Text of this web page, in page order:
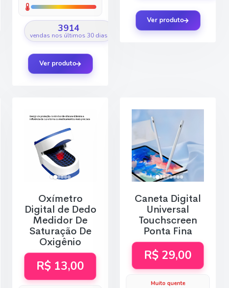
3914
vendas nos últimos 30 dias
Ver produto
Ver produto
Oxímetro
Digital de Dedo
Medidor De
Saturação De
Oxigênio
R$ 13,00
Caneta Digital
Universal
Touchscreen
Ponta Fina
R$ 29,00
Muito quente